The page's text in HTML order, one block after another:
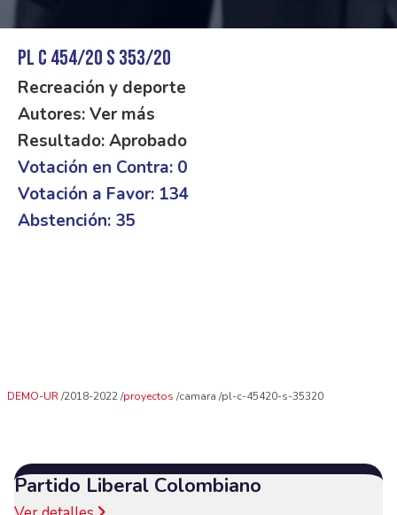
PL C 454/20 S 353/20
Recreación y deporte
Autores: Ver más
Resultado: Aprobado
Votación en Contra: 0
Votación a Favor: 134
Abstención: 35
DEMO-UR 2018-2022 proyectos camara pl-c-45420-s-35320
Partido Liberal Colombiano